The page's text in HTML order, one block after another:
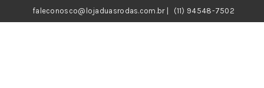
faleconosco@lojaduasrodas.com.br| (11) 94548-7502